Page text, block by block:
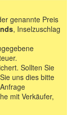
genannte Preis
, Inselzuschlag
Sollten Sie
uns dies bitte
mit Verkäufer,